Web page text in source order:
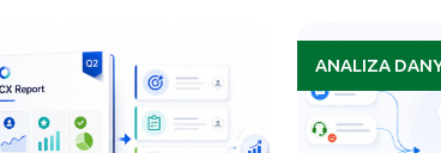
ANALIZA